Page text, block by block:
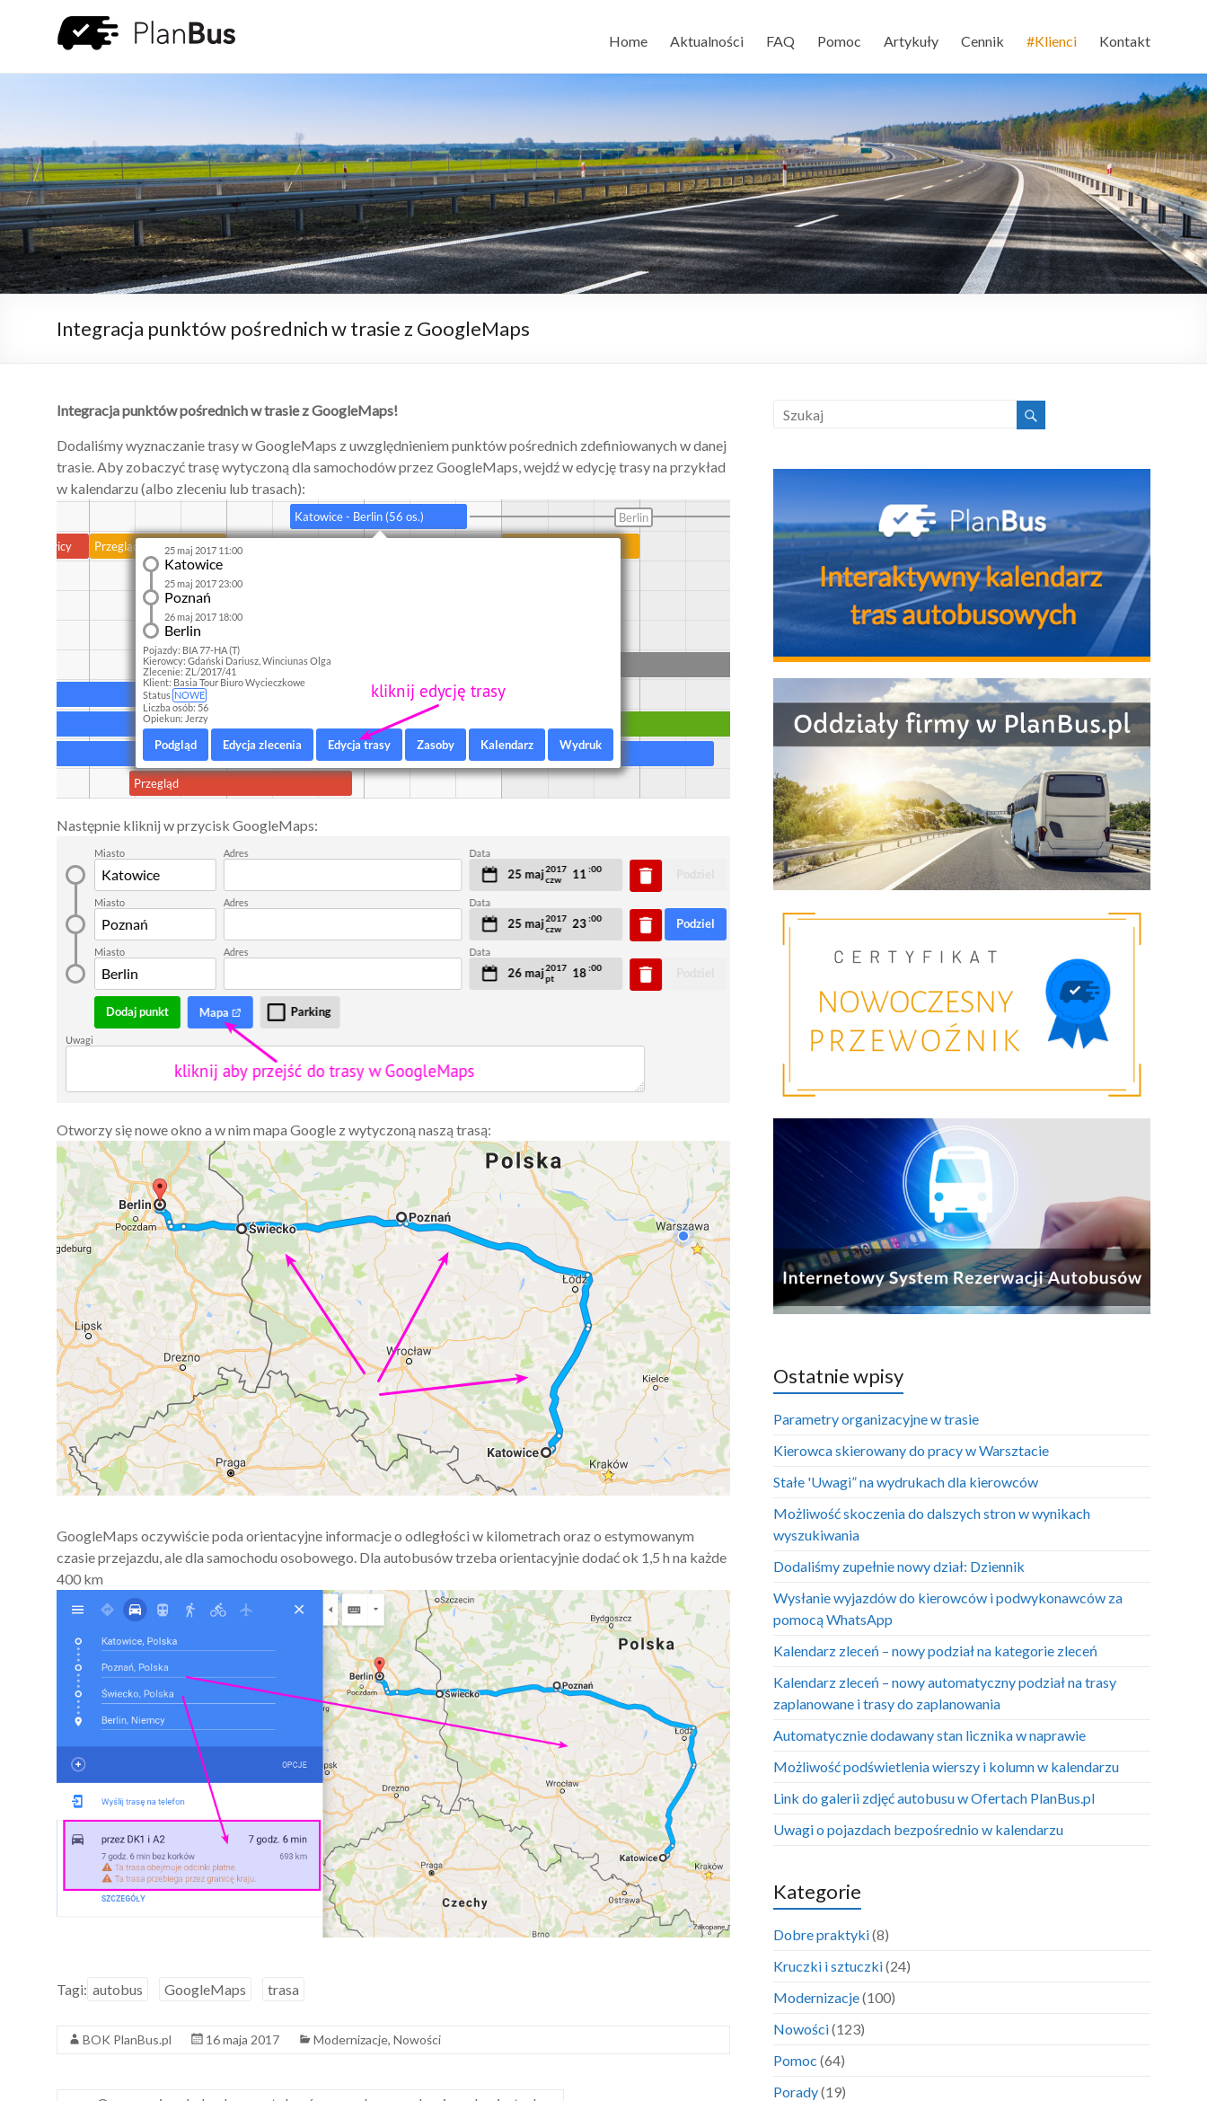
Home Aktualności FAQ Pomoc Artykuły Cennik #Klienci Kontakt
Integracja punktów pośrednich w trasie z GoogleMaps
Integracja punktów pośrednich w trasie z GoogleMaps!
Dodaliśmy wyznaczanie trasy w GoogleMaps z uwzględnieniem punktów pośrednich zdefiniowanych w danej
trasie. Aby zobaczyć trasę wytyczoną dla samochodów przez GoogleMaps, wejdź w edycję trasy na przykład
w kalendarzu (albo zleceniu lub trasach):
Następnie kliknij w przycisk GoogleMaps:
Otworzy się nowe okno a w nim mapa Google z wytyczoną naszą trasą:
GoogleMaps oczywiście poda orientacyjne informacje o odległości w kilometrach oraz o estymowanym
czasie przejazdu, ale dla samochodu osobowego. Dla autobusów trzeba orientacyjnie dodać ok 1,5 h na każde
400 km
Tagi: autobus GoogleMaps trasa
BOK PlanBus.pl 16 maja 2017 Modernizacje, Nowości
Ostatnie wpisy
Parametry organizacyjne w trasie
Kierowca skierowany do pracy w Warsztacie
Stałe 'Uwagi” na wydrukach dla kierowców
Możliwość skoczenia do dalszych stron w wynikach
wyszukiwania
Dodaliśmy zupełnie nowy dział: Dziennik
Wysłanie wyjazdów do kierowców i podwykonawców za
pomocą WhatsApp
Kalendarz zleceń – nowy podział na kategorie zleceń
Kalendarz zleceń – nowy automatyczny podział na trasy
zaplanowane i trasy do zaplanowania
Automatycznie dodawany stan licznika w naprawie
Możliwość podświetlenia wierszy i kolumn w kalendarzu
Link do galerii zdjęć autobusu w Ofertach PlanBus.pl
Uwagi o pojazdach bezpośrednio w kalendarzu
Kategorie
Dobre praktyki(8)
Kruczki i sztuczki(24)
Modernizacje(100)
Nowości(123)
Pomoc (64)
Porady(19)